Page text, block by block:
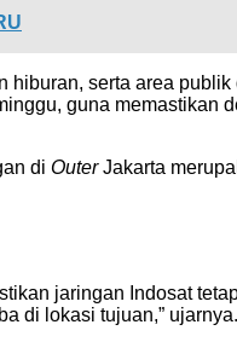
serta area
guna memastikan
di OuterJakarta
jaringan Indosat
di lokasi tujuan,” ujarnya.